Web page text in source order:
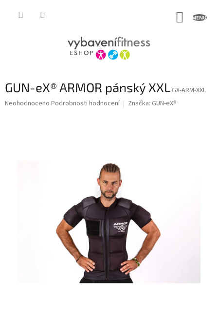
GUN-eX® ARMOR pánský XXL GX-ARM-XXL
Průměrné
Neohodnoceno Podrobnosti hodnocení Značka: GUN-eX®